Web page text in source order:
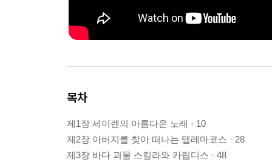
목차
제1장 세이렌의 아름다운 노래 · 10
제2장 아버지를 찾아 떠나는 텔레마코스 · 28
제3장 바다 괴물 스킬라와 카립디스 · 48